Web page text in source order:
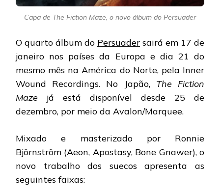
Capa de The Fiction Maze, o novo álbum do Persuader
O quarto álbum do Persuader sairá em 17 de
janeiro nos países da Europa e dia 21 do
mesmo mês na América do Norte, pela Inner
Wound Recordings. No Japão, The Fiction
Maze já está disponível desde 25 de
dezembro, por meio da Avalon/Marquee.
Mixado e masterizado por Ronnie
Björnström (Aeon, Apostasy, Bone Gnawer), o
novo trabalho dos suecos apresenta as
seguintes faixas: